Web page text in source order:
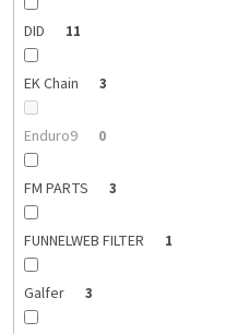
DID 11
EK Chain 3
Enduro9 0
FM PARTS 3
FUNNELWEB FILTER 1
Galfer 3